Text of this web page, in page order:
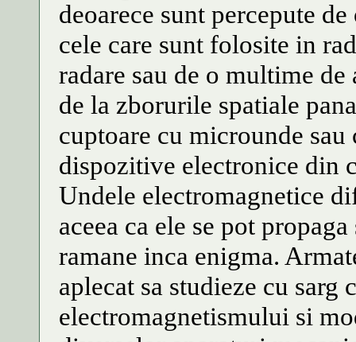
deoarece sunt percepute
cele care sunt folosite in
radare sau de o multime
de la zborurile spatiale
cuptoare cu microunde
dispozitive electronice din
Undele electromagnetice
aceea ca ele se pot
ramane inca enigma.
aplecat sa studieze cu
electromagnetismului si